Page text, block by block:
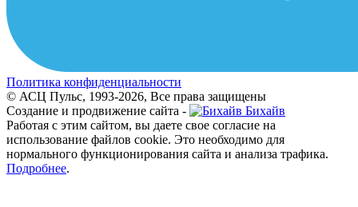
Политика конфиденциальности
© АСЦ Пульс, 1993-2026, Все права защищены
Создание и продвижение сайта -
Бихайв
Работая с этим сайтом, вы даете свое согласие на
использование файлов cookie. Это необходимо для
нормального функционирования сайта и анализа трафика.
Подробнее.